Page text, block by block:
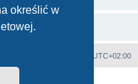
określić w
UTC+02:00
Software © phpBB Limited